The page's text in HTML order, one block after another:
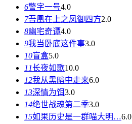
6警字一号4.0
7吾凰在上之凤御四方2.0
8幽宅奇谭4.0
9我当卧底这件事3.0
10盲盒5.0
11长夜如歌10.0
12我从黑暗中走来6.0
13深情为饵3.0
14绝世战魂第二季3.0
15如果历史是一群喵大明…6.0